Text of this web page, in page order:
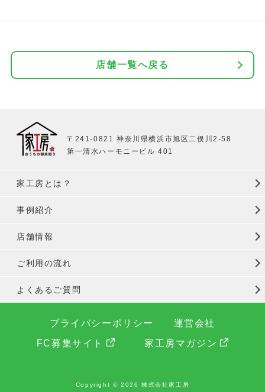
店舗一覧へ戻る
〒241-0821 神奈川県横浜市旭区二俣川2-58
第一清水ハーモニービル 401
家工房とは？
事例紹介
店舗情報
ご利用の流れ
よくあるご質問
プライバシーポリシー 運営会社
FC募集サイト 家工房マガジン
Copyright © 2026 株式会社家工房